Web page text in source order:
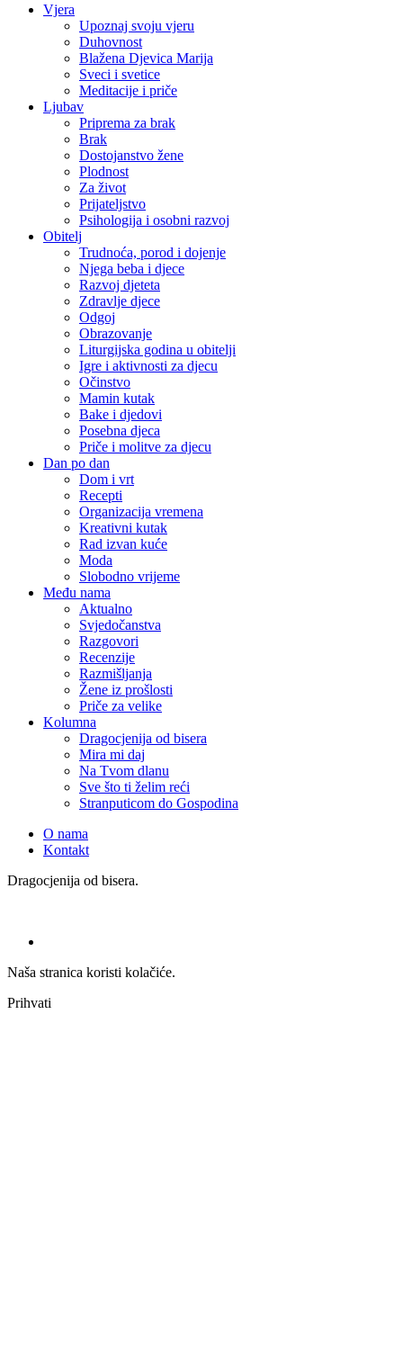
Vjera
Upoznaj svoju vjeru
Duhovnost
Blažena Djevica Marija
Sveci i svetice
Meditacije i priče
Ljubav
Priprema za brak
Brak
Dostojanstvo žene
Plodnost
Za život
Prijateljstvo
Psihologija i osobni razvoj
Obitelj
Trudnoća, porod i dojenje
Njega beba i djece
Razvoj djeteta
Zdravlje djece
Odgoj
Obrazovanje
Liturgijska godina u obitelji
Igre i aktivnosti za djecu
Očinstvo
Mamin kutak
Bake i djedovi
Posebna djeca
Priče i molitve za djecu
Dan po dan
Dom i vrt
Recepti
Organizacija vremena
Kreativni kutak
Rad izvan kuće
Moda
Slobodno vrijeme
Među nama
Aktualno
Svjedočanstva
Razgovori
Recenzije
Razmišljanja
Žene iz prošlosti
Priče za velike
Kolumna
Dragocjenija od bisera
Mira mi daj
Na Tvom dlanu
Sve što ti želim reći
Stranputicom do Gospodina
O nama
Kontakt
Dragocjenija od bisera.
Naša stranica koristi kolačiće.
Prihvati